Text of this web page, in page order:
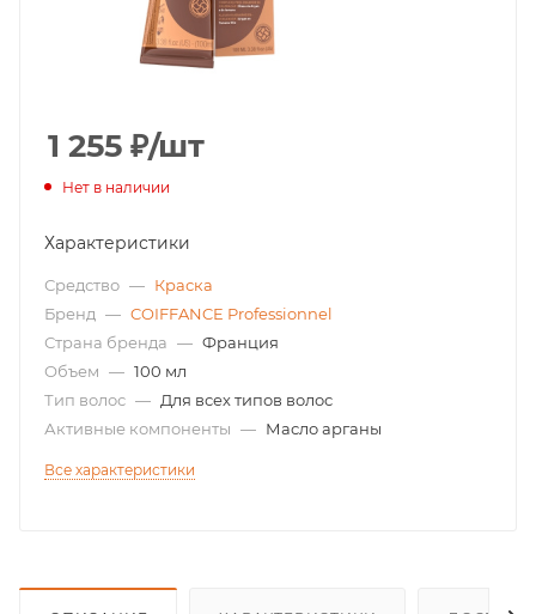
1 255 ₽/шт
Нет в наличии
Характеристики
Средство — Краска
Бренд — COIFFANCE Professionnel
Страна бренда — Франция
Объем — 100 мл
Тип волос — Для всех типов волос
Активные компоненты — Масло арганы
Все характеристики